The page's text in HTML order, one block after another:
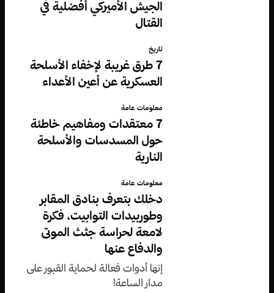
الجيش الأميركي أفضلية في
القتال
تاريخ
7 طرق غريبة لإخفاء الأسلحة
العسكرية عن أعين الأعداء
معلومات عامة
7 معتقدات ومفاهيم خاطئة
حول المسدسات والأسلحة
النارية
معلومات عامة
دخلك بتعرف بنادق المقابر
وطوربيدات التوابيت، فكرة
لامعة لحراسة جثث الموتى
والدفاع عنها
إنها أدوات فعالة لحماية القبور على
مدار الساعة!